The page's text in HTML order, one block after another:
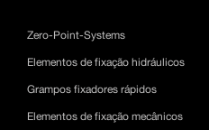
Zero-Point-Systems
Elementos de fixação hidráulicos
Grampos fixadores rápidos
Elementos de fixação mecânicos